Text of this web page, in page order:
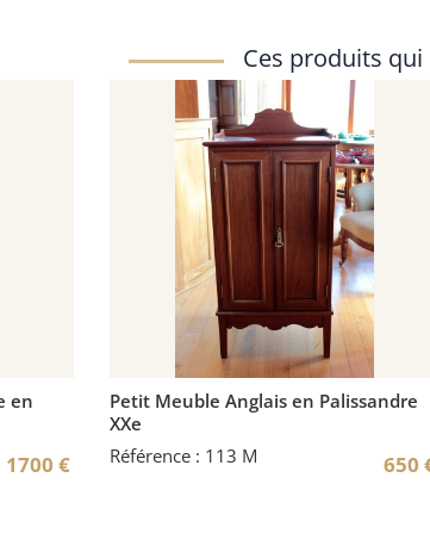
Ces produits
en
1700 €
Petit Meuble Anglais en Palissandre
XXe
Référence : 113 M
650